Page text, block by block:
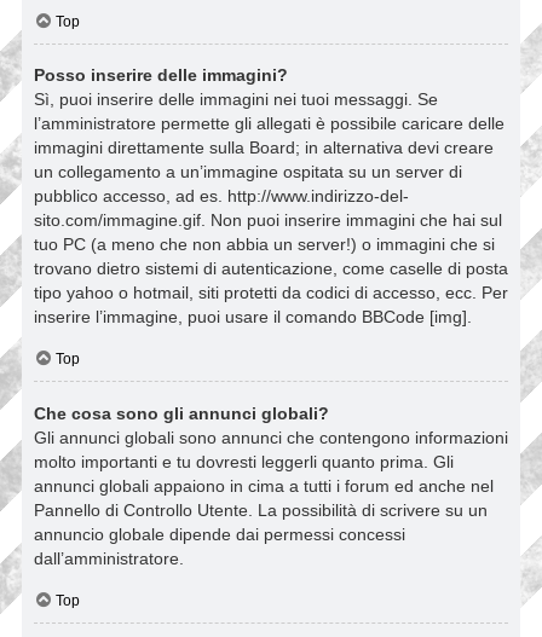
Top
Posso inserire delle immagini?
Sì, puoi inserire delle immagini nei tuoi messaggi. Se
l’amministratore permette gli allegati è possibile caricare delle
immagini direttamente sulla Board; in alternativa devi creare
un collegamento a un’immagine ospitata su un server di
pubblico accesso, ad es. http://www.indirizzo-del-
sito.com/immagine.gif. Non puoi inserire immagini che hai sul
tuo PC (a meno che non abbia un server!) o immagini che si
trovano dietro sistemi di autenticazione, come caselle di posta
tipo yahoo o hotmail, siti protetti da codici di accesso, ecc. Per
inserire l’immagine, puoi usare il comando BBCode [img].
Top
Che cosa sono gli annunci globali?
Gli annunci globali sono annunci che contengono informazioni
molto importanti e tu dovresti leggerli quanto prima. Gli
annunci globali appaiono in cima a tutti i forum ed anche nel
Pannello di Controllo Utente. La possibilità di scrivere su un
annuncio globale dipende dai permessi concessi
dall’amministratore.
Top